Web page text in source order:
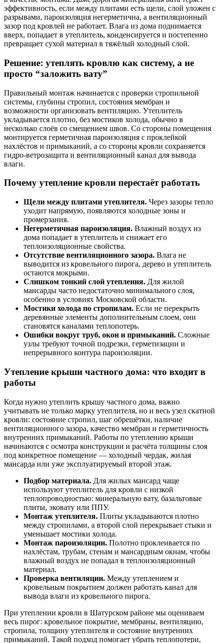
эффективность, если между плитами есть щели, слой уложен с
разрывами, пароизоляция негерметична, а вентиляционный
зазор под кровлей не работает. Влага из дома поднимается
вверх, попадает в утеплитель, конденсируется и постепенно
превращает сухой материал в тяжёлый холодный слой.
Решение: утеплять кровлю как систему, а не
просто “заложить вату”
Правильный монтаж начинается с проверки стропильной
системы, глубины стропил, состояния мембран и
возможности организовать вентиляцию. Утеплитель
укладывается плотно, без мостиков холода, обычно в
несколько слоёв со смещением швов. Со стороны помещения
монтируется герметичная пароизоляция с проклейкой
нахлёстов и примыканий, а со стороны кровли сохраняется
гидро-ветрозащита и вентиляционный канал для вывода
влаги.
Почему утепление кровли перестаёт работать
Щели между плитами утеплителя. Через зазоры тепло
уходит напрямую, появляются холодные зоны и
промерзания.
Негерметичная пароизоляция. Влажный воздух из
дома попадает в утеплитель и снижает его
теплоизоляционные свойства.
Отсутствие вентиляционного зазора. Влага не
выводится из кровельного пирога, дерево и утеплитель
остаются мокрыми.
Слишком тонкий слой утепления. Для жилой
мансарды часто недостаточно минимального слоя,
особенно в условиях Московской области.
Мостики холода по стропилам. Если не перекрыть
деревянные элементы дополнительным слоем, они
становятся каналами теплопотерь.
Ошибки вокруг труб, окон и примыканий. Сложные
узлы требуют точной подрезки, герметизации и
непрерывного контура пароизоляции.
Утепление крыши частного дома: что входит в
работы
Когда нужно утеплить крышу частного дома, важно
учитывать не только марку утеплителя, но и весь узел скатной
кровли: состояние стропил, шаг обрешётки, наличие
вентиляционного зазора, качество мембран и герметичность
внутренних примыканий. Работы по утеплению крыши
начинаются с осмотра конструкции и расчёта толщины слоя
под конкретное помещение — холодный чердак, жилая
мансарда или уже эксплуатируемый второй этаж.
Подбор материала. Для жилых мансард чаще
используют утеплитель для кровли с низкой
теплопроводностью: минеральную вату, базальтовые
плиты, эковату или ППУ.
Монтаж утеплителя. Плиты укладываются плотно
между стропилами, а второй слой перекрывает стыки и
уменьшает мостики холода.
Монтаж пароизоляции. Полотно проклеивается по
нахлёстам, трубам, стенам и мансардным окнам, чтобы
влажный воздух не попадал в теплоизоляционный
материал.
Проверка вентиляции. Между утеплением и
кровельным покрытием должен работать канал для
вывода влаги из кровельного пирога.
При утеплении кровли в Шатурском районе мы оцениваем
весь пирог: кровельное покрытие, мембраны, вентиляцию,
стропила, толщину утеплителя и состояние внутренних
примыканий. Такой подход помогает убрать теплопотери,